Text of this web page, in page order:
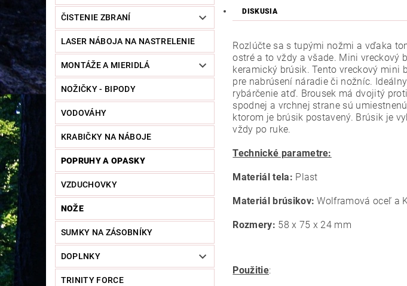
ČISTENIE ZBRANÍ
LASER NÁBOJA NA NASTRELENIE
MONTÁŽE A MIERIDLÁ
NOŽIČKY - BIPODY
VODOVÁHY
KRABIČKY NA NÁBOJE
POPRUHY A OPASKY
VZDUCHOVKY
NOŽE
SUMKY NA ZÁSOBNÍKY
DOPLNKY
TRINITY FORCE
DISKUSIA
Rozlúčte sa s tupými nožmi a vďaka
ostré a to vždy a všade. Mini vreckový
keramický brúsik. Tento vreckový mini
pre nabrúsení náradie či nožníc.
rybárčenie atď. Brousek má dvojitý
spodnej a vrchnej strane sú
ktorom je brúsik postavený. Brúsik je
vždy po ruke.
Technické parametre:
Materiál tela: Plast
Materiál brúsikov: Wolframová oceľ a
Rozmery: 58 x 75 x 24 mm
Použitie: